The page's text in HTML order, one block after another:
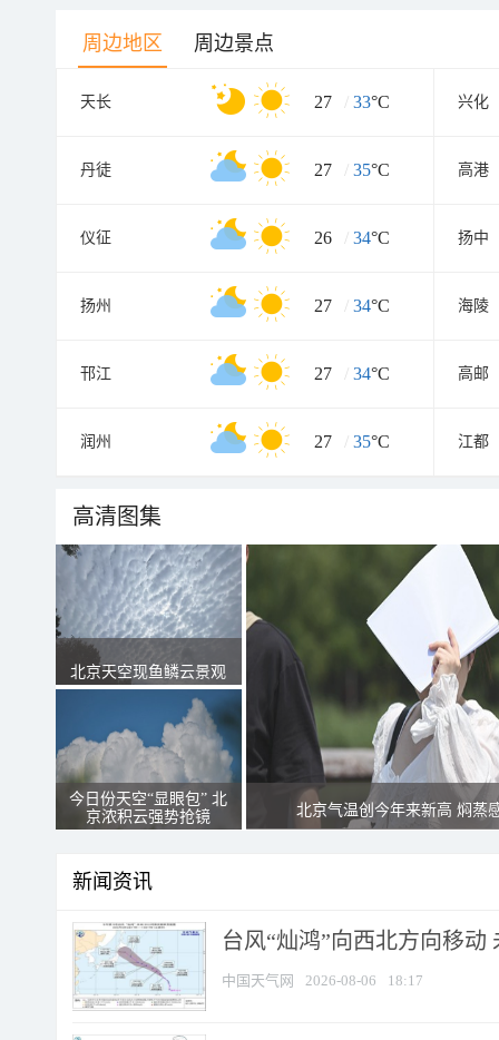
周边地区 周边景点
天长 27 / 33°C 兴化
丹徒 27 / 35°C 高港
仪征 26 / 34°C 扬中
扬州 27 / 34°C 海陵
邗江 27 / 34°C 高邮
润州 27 / 35°C 江都
高清图集
北京天空现鱼鳞云景观
今日份天空“显眼包” 北
京浓积云强势抢镜
北京气温创今年来新高 焖蒸
新闻资讯
台风“灿鸿”向西北方向移动
中国天气网 2026-08-06 18:17